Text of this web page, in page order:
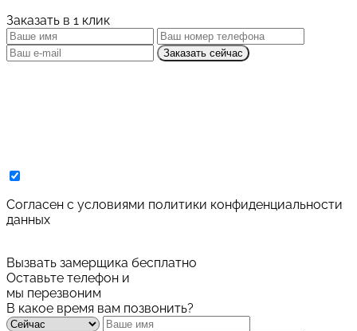
Заказать в 1 клик
Заказать сейчас
Cогласен с условиями политики конфиденциальности
данных
Вызвать замерщика бесплатно
Оставьте телефон и
мы перезвоним
В какое время вам позвонить?